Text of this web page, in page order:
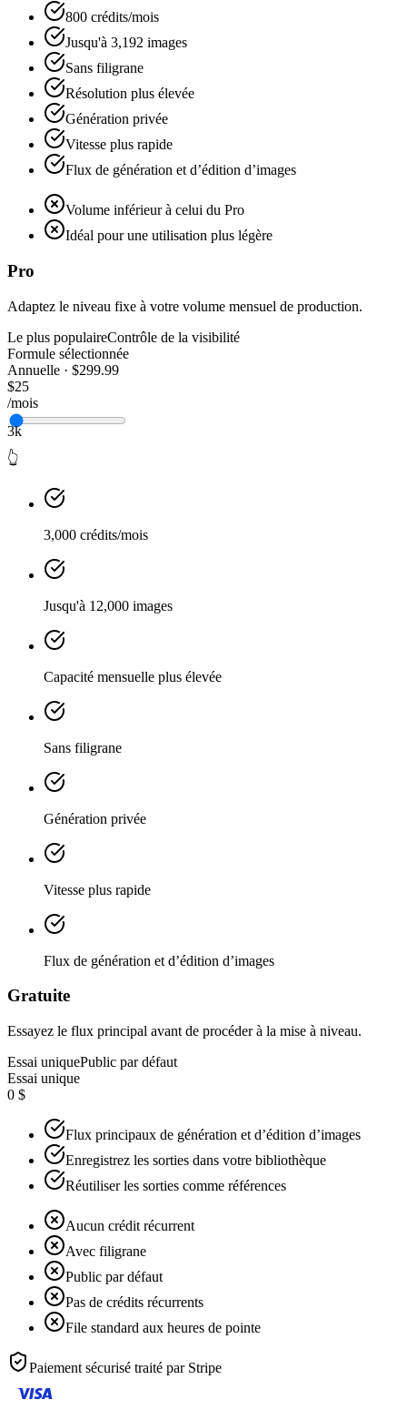
800 crédits/mois
Jusqu'à 3,192 images
Sans filigrane
Résolution plus élevée
Génération privée
Vitesse plus rapide
Flux de génération et d’édition d’images
Volume inférieur à celui du Pro
Idéal pour une utilisation plus légère
Pro
Adaptez le niveau fixe à votre volume mensuel de production.
Le plus populaireContrôle de la visibilité
Formule sélectionnée
Annuelle · $299.99
$25
/mois
3k
👆
3,000 crédits/mois
Jusqu'à 12,000 images
Capacité mensuelle plus élevée
Sans filigrane
Génération privée
Vitesse plus rapide
Flux de génération et d’édition d’images
Gratuite
Essayez le flux principal avant de procéder à la mise à niveau.
Essai uniquePublic par défaut
Essai unique
0 $
Flux principaux de génération et d’édition d’images
Enregistrez les sorties dans votre bibliothèque
Réutiliser les sorties comme références
Aucun crédit récurrent
Avec filigrane
Public par défaut
Pas de crédits récurrents
File standard aux heures de pointe
Paiement sécurisé traité par Stripe